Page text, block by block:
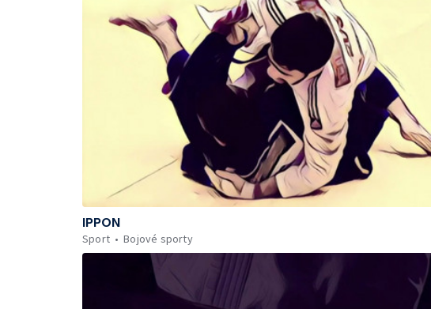
IPPON
Sport
Bojové sporty